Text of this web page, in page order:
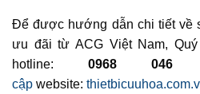
Để được hướng dẫn chi tiết về
ưu đãi từ ACG Việt Nam,
hotline:0968 046
cập website: